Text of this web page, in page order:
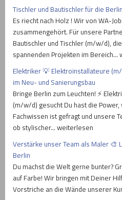
Tischler und Bautischler für die
Es riecht nach Holz ! Wir von WA-
zusammengehört. Für unsere
Bautischler und Tischler (m/w/d),
spannenden Projekten im Bereich…
Elektriker 💡 Elektroinstallateure
im Neu- und Sanierungsbau
Bringe Berlin zum Leuchten! ⚡
(m/w/d) gesucht Du hast die
Fachwissen ist gefragt und unsere
ob stylischer… weiterlesen
Verstärke unser Team als Maler
Berlin
Du machst die Welt gerne bunter?
auf Farbe! Wir bringen mit Deiner
Vorstriche an die Wände unserer